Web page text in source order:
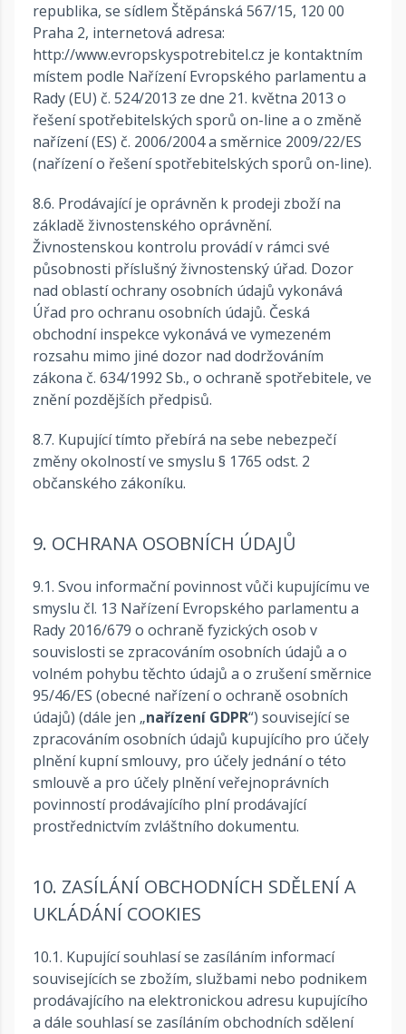
republika, se sídlem Štěpánská 567/15, 120 00
Praha 2, internetová adresa:
http://www.evropskyspotrebitel.cz je kontaktním
místem podle Nařízení Evropského parlamentu a
Rady (EU) č. 524/2013 ze dne 21. května 2013 o
řešení spotřebitelských sporů on-line a o změně
nařízení (ES) č. 2006/2004 a směrnice 2009/22/ES
(nařízení o řešení spotřebitelských sporů on-line).
8.6. Prodávající je oprávněn k prodeji zboží na
základě živnostenského oprávnění.
Živnostenskou kontrolu provádí v rámci své
působnosti příslušný živnostenský úřad. Dozor
nad oblastí ochrany osobních údajů vykonává
Úřad pro ochranu osobních údajů. Česká
obchodní inspekce vykonává ve vymezeném
rozsahu mimo jiné dozor nad dodržováním
zákona č. 634/1992 Sb., o ochraně spotřebitele, ve
znění pozdějších předpisů.
8.7. Kupující tímto přebírá na sebe nebezpečí
změny okolností ve smyslu § 1765 odst. 2
občanského zákoníku.
9. OCHRANA OSOBNÍCH ÚDAJŮ
9.1. Svou informační povinnost vůči kupujícímu ve
smyslu čl. 13 Nařízení Evropského parlamentu a
Rady 2016/679 o ochraně fyzických osob v
souvislosti se zpracováním osobních údajů a o
volném pohybu těchto údajů a o zrušení směrnice
95/46/ES (obecné nařízení o ochraně osobních
údajů) (dále jen „nařízení GDPR“) související se
zpracováním osobních údajů kupujícího pro účely
plnění kupní smlouvy, pro účely jednání o této
smlouvě a pro účely plnění veřejnoprávních
povinností prodávajícího plní prodávající
prostřednictvím zvláštního dokumentu.
10. ZASÍLÁNÍ OBCHODNÍCH SDĚLENÍ A
UKLÁDÁNÍ COOKIES
10.1. Kupující souhlasí se zasíláním informací
souvisejících se zbožím, službami nebo podnikem
prodávajícího na elektronickou adresu kupujícího
a dále souhlasí se zasíláním obchodních sdělení